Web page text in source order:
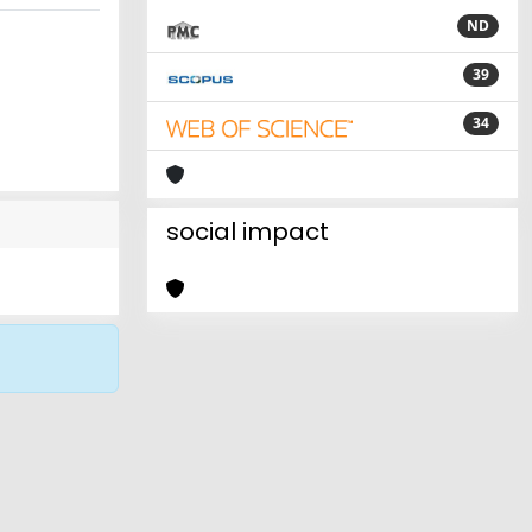
ND
39
34
social impact